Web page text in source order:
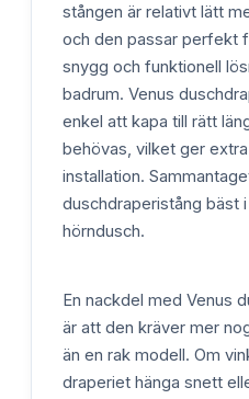
stången är relativt lätt
och den passar perfekt
snygg och funktionell
badrum. Venus
enkel att kapa till rätt
behövas, vilket ger
installation.
duschdraperistång bäst
hörndusch.
En nackdel med Venus
är att den kräver mer
än en rak modell. Om
draperiet hänga snett